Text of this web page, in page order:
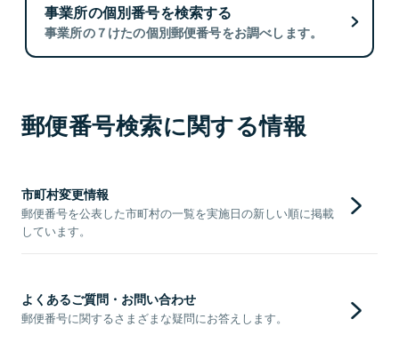
事業所の個別番号を検索する
事業所の７けたの個別郵便番号をお調べします。
郵便番号検索に関する情報
市町村変更情報
郵便番号を公表した市町村の一覧を実施日の新しい順に掲載
しています。
よくあるご質問・お問い合わせ
郵便番号に関するさまざまな疑問にお答えします。